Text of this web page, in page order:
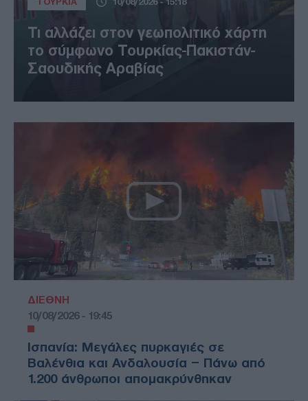
Τι αλλάζει στον γεωπολιτικό χάρτη
το σύμφωνο Τουρκίας-Πακιστάν-
Σαουδικής Αραβίας
ΔΙΕΘΝΗ
10/08/2026 - 19:45
Ισπανία: Μεγάλες πυρκαγιές σε
Βαλένθια και Ανδαλουσία – Πάνω από
1.200 άνθρωποι απομακρύνθηκαν